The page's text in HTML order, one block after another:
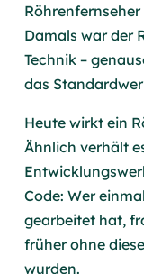
Damals war der
Technik –
das
Heute wirkt ein
Ähnlich verhält
Code: Wer
gearbeitet hat,
früher ohne
wurden.